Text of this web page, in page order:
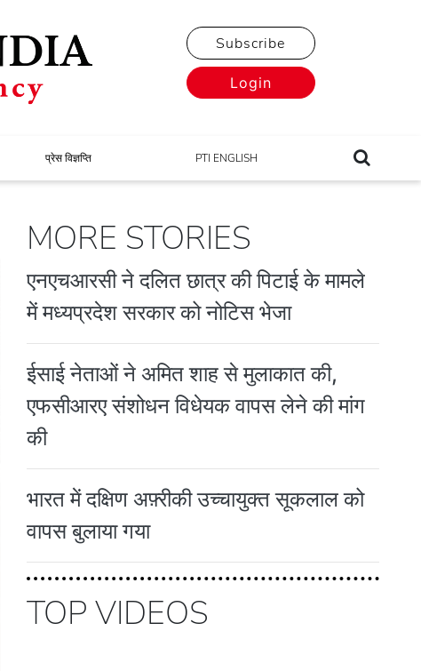
Subscribe
Login
प्रेस विज्ञप्ति PTI ENGLISH
MORE STORIES
एनएचआरसी ने दलित छात्र की पिटाई के मामले
में मध्यप्रदेश सरकार को नोटिस भेजा
ईसाई नेताओं ने अमित शाह से मुलाकात की,
एफसीआरए संशोधन विधेयक वापस लेने की मांग
की
भारत में दक्षिण अफ़्रीकी उच्चायुक्त सूकलाल को
वापस बुलाया गया
TOP VIDEOS